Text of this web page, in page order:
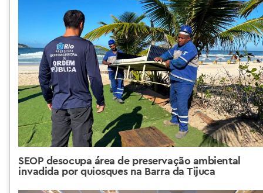
SEOP desocupa área de preservação ambiental
invadida por quiosques na Barra da Tijuca